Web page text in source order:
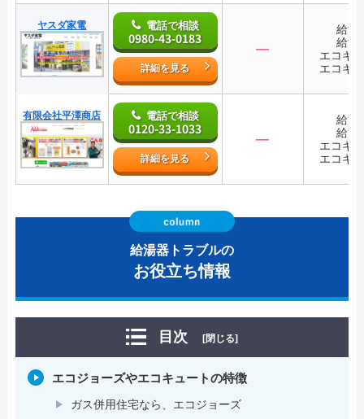
ヤスダ家電 電話で相談
0980-43-0183
詳細を見る
―
給湯
給湯
エコキ
エコキ
有限会社平澤商店 電話で相談
0120-33-1033
詳細を見る
―
給湯
給湯
エコキ
エコキ
給湯器トラブルの
お役立ち情報
目次 [閉じる]
エコジョーズやエコキュートの特徴
ガス併用住宅なら、エコジョーズ